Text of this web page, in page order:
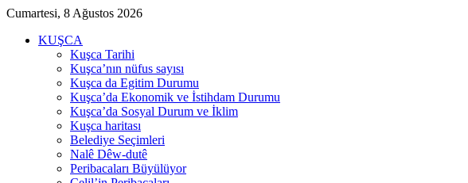
Cumartesi, 8 Ağustos 2026
KUŞCA
Kuşca Tarihi
Kuşca’nın nüfus sayısı
Kuşca da Egitim Durumu
Kuşca’da Ekonomik ve İstihdam Durumu
Kuşca’da Sosyal Durum ve İklim
Kuşca haritası
Belediye Seçimleri
Nalê Dêw-dutê
Peribacaları Büyülüyor